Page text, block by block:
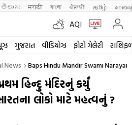
తెలుగు मराठी বাংলা ਪੰਜਾਬੀ தமிழ்
AQI
ગુજરાત વીડિયોઝ ફોટો ગેલેરી
News Baps Hindu Mandir Swami
હિન્દુ મંદિરનું કર્યું
લોકો માટે મહત્વનું ?